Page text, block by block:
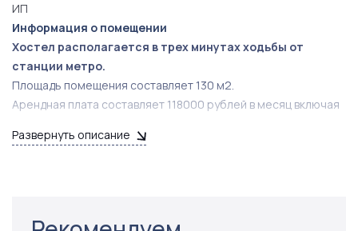
ИП
Информация о помещении
Хостел располагается в трех минутах ходьбы от
станции метро.
Площадь помещения составляет 130 м2.
Арендная плата составляет 118000 рублей в месяц включая
Арендодатель юр.лицо
собственным дизайном и полностью оборудован всем
Развернуть описание